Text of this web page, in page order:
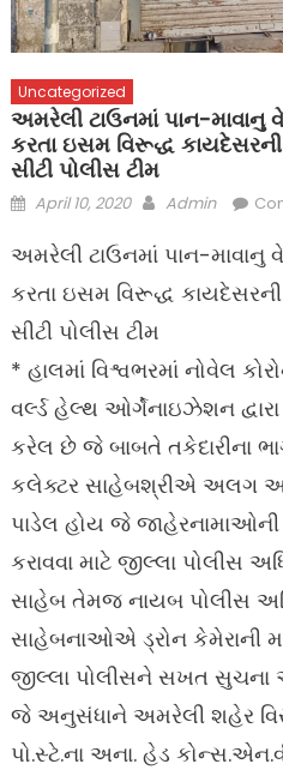
Uncategorized
અમરેલી ટાઉનમાં પાન-માવાનુ
કરતા ઇસમ વિરૂદ્ધ કાયદેસરની
સીટી પોલીસ ટીમ
Posted
April 10, 2020 Author
Admin
અમરેલી ટાઉનમાં પાન-માવાનુ
કરતા ઇસમ વિરૂદ્ધ કાયદેસરની
સીટી પોલીસ ટીમ
* હાલમાં વિશ્વભરમાં નોવેલ
વર્લ્ડ હેલ્થ ઓર્ગેનાઇઝેશન
કરેલ છે જે બાબતે તકેદારીના
કલેક્ટર સાહેબશ્રીએ અલગ
પાડેલ હોય જે
કરાવવા માટે જીલ્લા પોલીસ
સાહેબ તેમજ નાયબ પોલીસ
સાહેબનાઓએ ડ્રોન કેમેરાની
જીલ્લા પોલીસને સખત સુચના
જે અનુસંધાને અમરેલી શહેર
પો.સ્ટે.ના અના. હેડ